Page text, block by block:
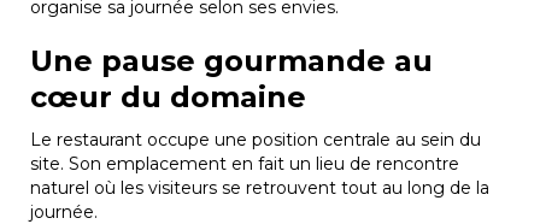
organise sa journée selon ses envies.
Une pause gourmande au
cœur du domaine
Le restaurant occupe une position centrale au sein du
site. Son emplacement en fait un lieu de rencontre
naturel où les visiteurs se retrouvent tout au long de la
journée.